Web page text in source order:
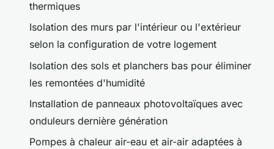
thermiques
Isolation des murs par l'intérieur ou l'extérieur
selon la configuration de votre logement
Isolation des sols et planchers bas pour éliminer
les remontées d'humidité
Installation de panneaux photovoltaïques avec
onduleurs dernière génération
Pompes à chaleur air-eau et air-air adaptées à